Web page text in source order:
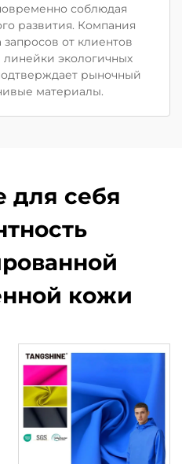
соблюдая
развития. Компания
от клиентов
экологичных
рыночный
материалы.
для себя
кожи